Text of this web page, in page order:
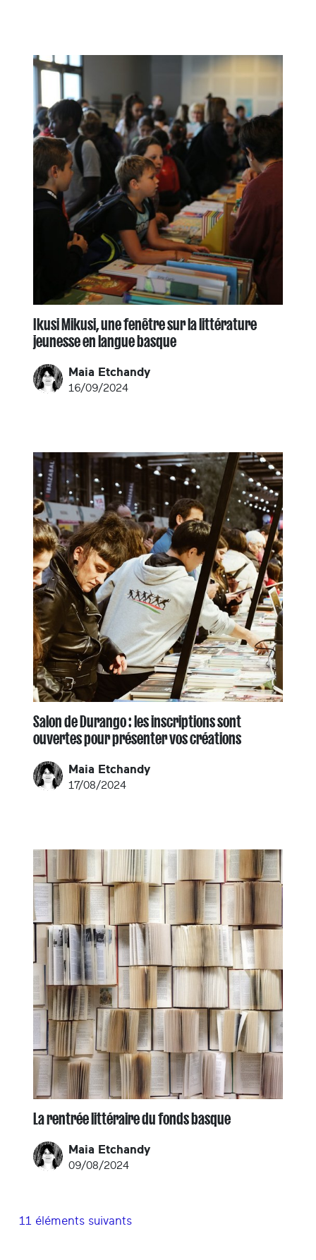
Ikusi Mikusi, une fenêtre sur la littérature
jeunesse en langue basque
Maia Etchandy
16/09/2024
Salon de Durango : les inscriptions sont
ouvertes pour présenter vos créations
Maia Etchandy
17/08/2024
La rentrée littéraire du fonds basque
Maia Etchandy
09/08/2024
11 éléments suivants